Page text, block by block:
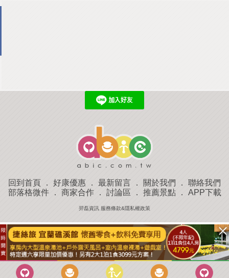
回到首頁 ． 好康優惠 ． 最新留言 ． 關於我們 ． 聯絡我們
部落格微件． 商家合作． 討論區 ． 推薦景點． APP下載
羿磊資訊 服務條款&隱私權政策